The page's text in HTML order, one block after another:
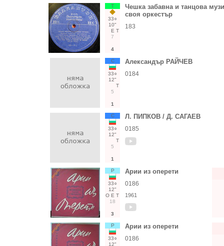
Т
33○
10"
Е Т
7
4
Чешка забавна и танцова
своя оркестър
183
С
33○
12"
Т
5
1
Александър РАЙЧЕВ
0184
С
33○
12"
Т
5
1
Л. ПИПКОВ / Д. САГАЕВ
0185
Р
33○
12"
О Е Т
18
3
Арии из оперети
0186
1961
Р
33○
12"
Арии из оперети
0186